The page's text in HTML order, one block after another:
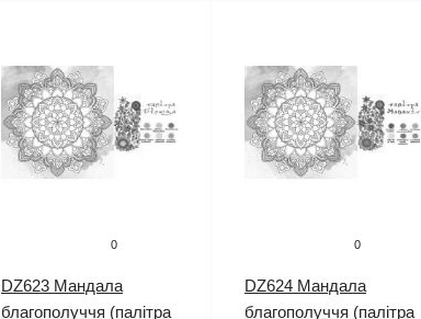
0
DZ623 Мандала
благополуччя (палітра
0
DZ624 Мандала
благополуччя (палітра